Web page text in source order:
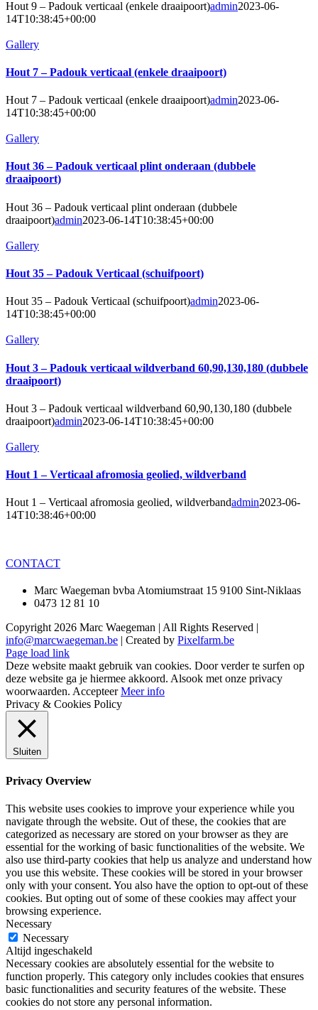
Hout 9 – Padouk verticaal (enkele draaipoort)admin2023-06-
14T10:38:45+00:00
Gallery
Hout 7 – Padouk verticaal (enkele draaipoort)
Hout 7 – Padouk verticaal (enkele draaipoort)admin2023-06-
14T10:38:45+00:00
Gallery
Hout 36 – Padouk verticaal plint onderaan (dubbele
draaipoort)
Hout 36 – Padouk verticaal plint onderaan (dubbele
draaipoort)admin2023-06-14T10:38:45+00:00
Gallery
Hout 35 – Padouk Verticaal (schuifpoort)
Hout 35 – Padouk Verticaal (schuifpoort)admin2023-06-
14T10:38:45+00:00
Gallery
Hout 3 – Padouk verticaal wildverband 60,90,130,180 (dubbele
draaipoort)
Hout 3 – Padouk verticaal wildverband 60,90,130,180 (dubbele
draaipoort)admin2023-06-14T10:38:45+00:00
Gallery
Hout 1 – Verticaal afromosia geolied, wildverband
Hout 1 – Verticaal afromosia geolied, wildverbandadmin2023-06-
14T10:38:46+00:00
CONTACT
Marc Waegeman bvba Atomiumstraat 15 9100 Sint-Niklaas
0473 12 81 10
Copyright 2026 Marc Waegeman | All Rights Reserved |
info@marcwaegeman.be | Created by Pixelfarm.be
Page load link
Deze website maakt gebruik van cookies. Door verder te surfen op
deze website ga je hiermee akkoord. Alsook met onze privacy
woorwaarden. Accepteer Meer info
Privacy & Cookies Policy
Sluiten
Privacy Overview
This website uses cookies to improve your experience while you
navigate through the website. Out of these, the cookies that are
categorized as necessary are stored on your browser as they are
essential for the working of basic functionalities of the website. We
also use third-party cookies that help us analyze and understand how
you use this website. These cookies will be stored in your browser
only with your consent. You also have the option to opt-out of these
cookies. But opting out of some of these cookies may affect your
browsing experience.
Necessary
Necessary
Altijd ingeschakeld
Necessary cookies are absolutely essential for the website to
function properly. This category only includes cookies that ensures
basic functionalities and security features of the website. These
cookies do not store any personal information.